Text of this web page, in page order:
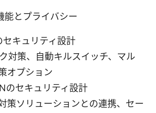
能とプライバシー
キュリティ設計
対策、自動キルスイッチ、マル
オプション
のセキュリティ設計
策ソリューションとの連携、セー